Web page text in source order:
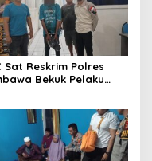
Sat Reskrim Polres
Bekuk Pelaku